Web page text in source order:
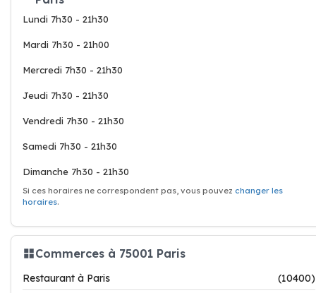
Lundi 7h30 - 21h30
Mardi 7h30 - 21h00
Mercredi 7h30 - 21h30
Jeudi 7h30 - 21h30
Vendredi 7h30 - 21h30
Samedi 7h30 - 21h30
Dimanche 7h30 - 21h30
Si ces horaires ne correspondent pas, vous pouvez changer les
horaires.
Commerces à 75001 Paris
Restaurant à Paris
(10400)